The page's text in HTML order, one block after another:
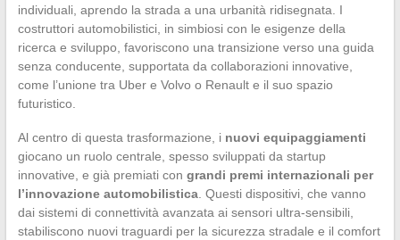
individuali, aprendo la strada a una urbanità ridisegnata. I
costruttori automobilistici, in simbiosi con le esigenze della
ricerca e sviluppo, favoriscono una transizione verso una guida
senza conducente, supportata da collaborazioni innovative,
come l’unione tra Uber e Volvo o Renault e il suo spazio
futuristico.
Al centro di questa trasformazione, i nuovi equipaggiamenti
giocano un ruolo centrale, spesso sviluppati da startup
innovative, e già premiati con grandi premi internazionali per
l’innovazione automobilistica. Questi dispositivi, che vanno
dai sistemi di connettività avanzata ai sensori ultra-sensibili,
stabiliscono nuovi traguardi per la sicurezza stradale e il comfort